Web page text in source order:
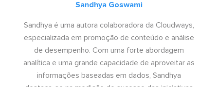
Sandhya Goswami
Sandhya é uma autora colaboradora da Cloudways,
especializada em promoção de conteúdo e análise
de desempenho. Com uma forte abordagem
analítica e uma grande capacidade de aproveitar as
informações baseadas em dados, Sandhya